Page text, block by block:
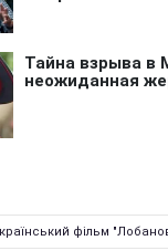
фільм